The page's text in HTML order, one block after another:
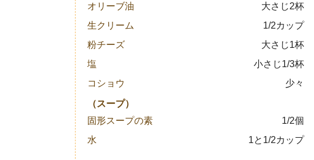
オリーブ油
大さじ2杯
生クリーム
1/2カップ
粉チーズ
大さじ1杯
塩
小さじ1/3杯
コショウ
少々
（スープ）
固形スープの素
1/2個
水
1と1/2カップ